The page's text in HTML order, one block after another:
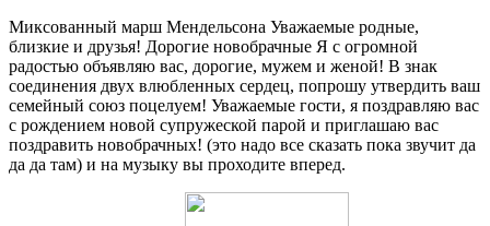
Миксованный марш Мендельсона Уважаемые родные,
близкие и друзья! Дорогие новобрачные Я с огромной
радостью объявляю вас, дорогие, мужем и женой! В знак
соединения двух влюбленных сердец, попрошу утвердить ваш
семейный союз поцелуем! Уважаемые гости, я поздравляю вас
с рождением новой супружеской парой и приглашаю вас
поздравить новобрачных! (это надо все сказать пока звучит да
да да там) и на музыку вы проходите вперед.